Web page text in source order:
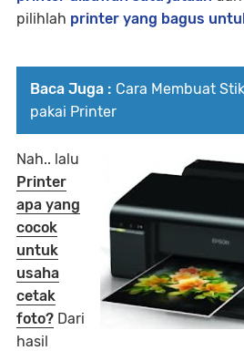
pilihlah printer yang bagus
Baca Juga : Cara Membuat
pakai Printer
Nah.. lalu
Printer
apa yang
cocok
untuk
usaha
cetak
foto? Dari
hasil